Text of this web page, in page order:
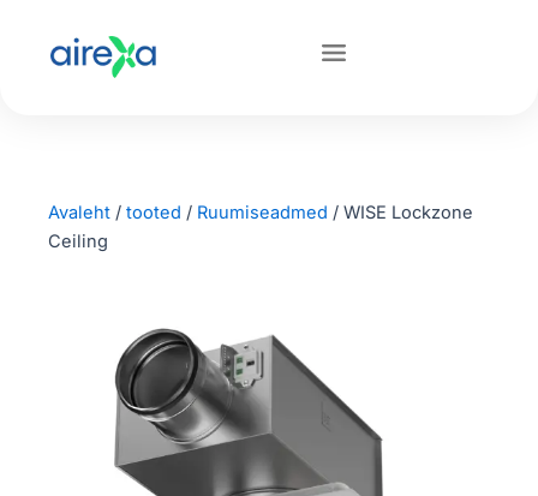
Avaleht / tooted / Ruumiseadmed / WISE Lockzone
Ceiling